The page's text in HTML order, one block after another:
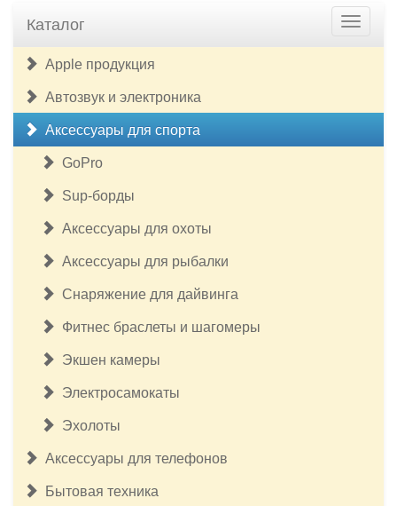
Каталог
Apple продукция
Автозвук и электроника
Аксессуары для спорта
GoPro
Sup-борды
Аксессуары для охоты
Аксессуары для рыбалки
Снаряжение для дайвинга
Фитнес браслеты и шагомеры
Экшен камеры
Электросамокаты
Эхолоты
Аксессуары для телефонов
Бытовая техника